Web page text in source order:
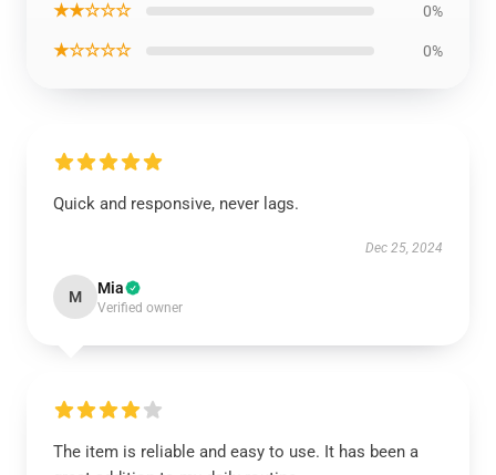
★★☆☆☆ 0%
★☆☆☆☆ 0%
Quick and responsive, never lags.
Dec 25, 2024
M Mia
Verified owner
The item is reliable and easy to use. It has been a